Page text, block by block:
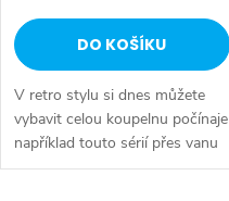
DO KOŠÍKU
V retro stylu si dnes můžete
vybavit celou koupelnu počínaje
například touto sérií přes vanu
Retro, doplňky Diamond až po